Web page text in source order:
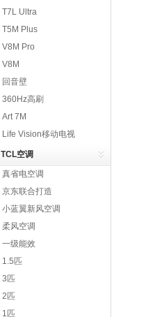
T7L Ultra
T5M Plus
V8M Pro
V8M
回音壁
360Hz高刷
Art 7M
Life Vision移动电视
TCL空调
真省电空调
京东联合打造
小蓝翼新风空调
柔风空调
一级能效
1.5匹
3匹
2匹
1匹